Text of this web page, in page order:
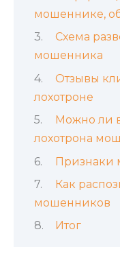
мошеннике,
Схема
мошенника
Отзывы
лохотроне
Можно ли
лохотрона
Признаки
Как
мошенников
Итог